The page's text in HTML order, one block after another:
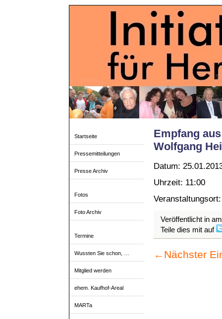
Startseite
Pressemitteilungen
Presse Archiv
Fotos
Foto Archiv
Termine
Wussten Sie schon, …
Mitglied werden
ehem. Kaufhof-Areal
MARTa
Empfang
Wolfgang
Datum:
Uhrzeit: 11:00
Veröffentlicht in
Teile dies mit auf
← Nächster